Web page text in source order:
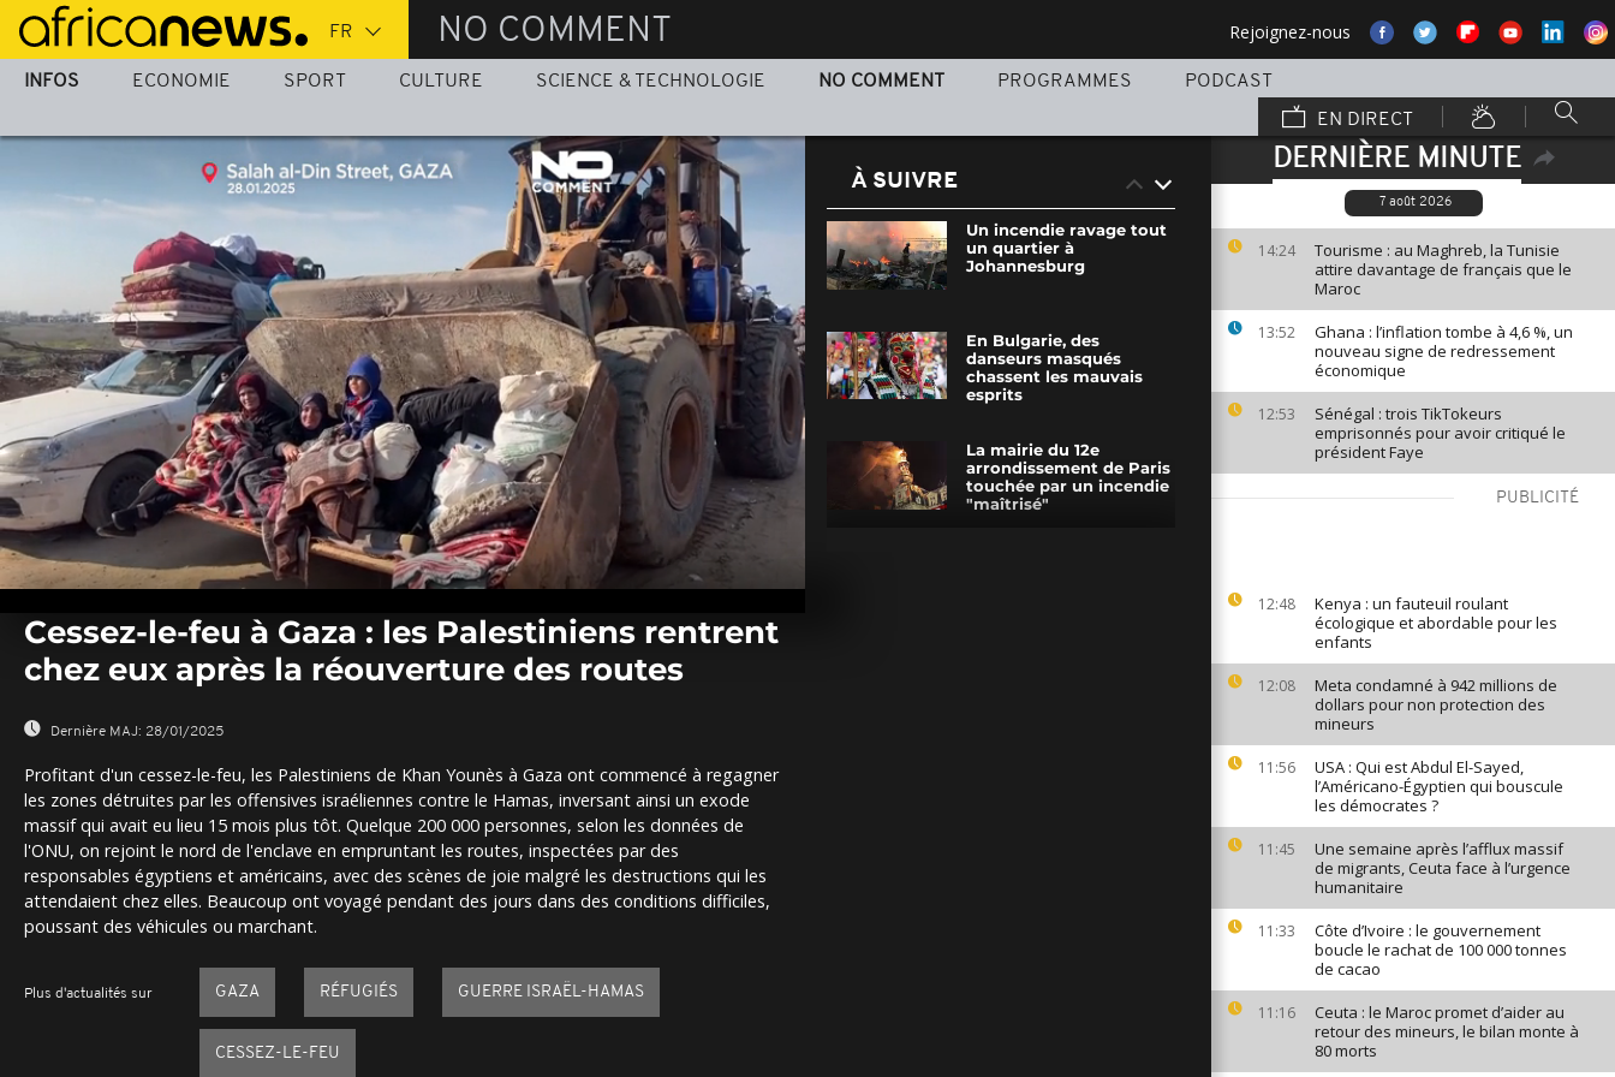
Passer
au
contenu
NO COMMENT Rejoignez-nous
INFOS ECONOMIE SPORT CULTURE SCIENCE & TECHNOLOGIE NO COMMENT PROGRAMMES
PODCAST
EN DIRECT
DERNIÈRE MINUTE
7 août 2026
14:24
Tourisme : au Maghreb, la Tunisie
attire davantage de français que le
Maroc
13:52
Ghana : l’inflation tombe à 4,6 %, un
nouveau signe de redressement
économique
12:53
Sénégal : trois TikTokeurs
emprisonnés pour avoir critiqué le
président Faye
PUBLICITÉ
12:48
Kenya : un fauteuil roulant
écologique et abordable pour les
enfants
12:08
Meta condamné à 942 millions de
dollars pour non protection des
mineurs
11:56
USA : Qui est Abdul El-Sayed,
l’Américano-Égyptien qui bouscule
les démocrates ?
11:45
Une semaine après l’afflux massif
de migrants, Ceuta face à l’urgence
humanitaire
11:33
Côte d’Ivoire : le gouvernement
boucle le rachat de 100 000 tonnes
de cacao
11:16
Ceuta : le Maroc promet d’aider au
retour des mineurs, le bilan monte à
80 morts
seconds
secondsVolume
Cessez-le-feu à Gaza : les Palestiniens rentrent
chez eux après la réouverture des routes
Dernière MAJ: 28/01/2025
Profitant d'un cessez-le-feu, les Palestiniens de Khan Younès à Gaza ont commencé à regagner
les zones détruites par les offensives israéliennes contre le Hamas, inversant ainsi un exode
massif qui avait eu lieu 15 mois plus tôt. Quelque 200 000 personnes, selon les données de
l'ONU, on rejoint le nord de l'enclave en empruntant les routes, inspectées par des
responsables égyptiens et américains, avec des scènes de joie malgré les destructions qui les
attendaient chez elles. Beaucoup ont voyagé pendant des jours dans des conditions difficiles,
poussant des véhicules ou marchant.
Plus d'actualités sur GAZA RÉFUGIÉS GUERRE ISRAËL-HAMAS
CESSEZ-LE-FEU
À SUIVRE
Un incendie ravage tout
un quartier à
Johannesburg
En Bulgarie, des
danseurs masqués
chassent les mauvais
esprits
La mairie du 12e
arrondissement de Paris
touchée par un incendie
"maîtrisé"